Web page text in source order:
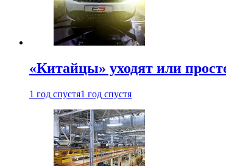
«Китайцы» уходят или
1 год спустя1 год спустя